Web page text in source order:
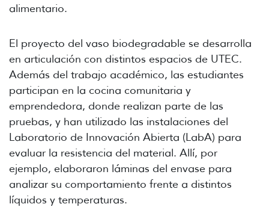
alimentario.
El proyecto del vaso biodegradable se desarrolla
en articulación con distintos espacios de UTEC.
Además del trabajo académico, las estudiantes
participan en la cocina comunitaria y
emprendedora, donde realizan parte de las
pruebas, y han utilizado las instalaciones del
Laboratorio de Innovación Abierta (LabA) para
evaluar la resistencia del material. Allí, por
ejemplo, elaboraron láminas del envase para
analizar su comportamiento frente a distintos
líquidos y temperaturas.